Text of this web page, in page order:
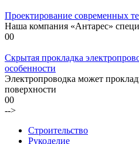
Проектирование современных
Наша компания «Антарес»
00
Скрытая прокладка
особенности
Электропроводка может
поверхности
00
-->
Строительство
Рукоделие